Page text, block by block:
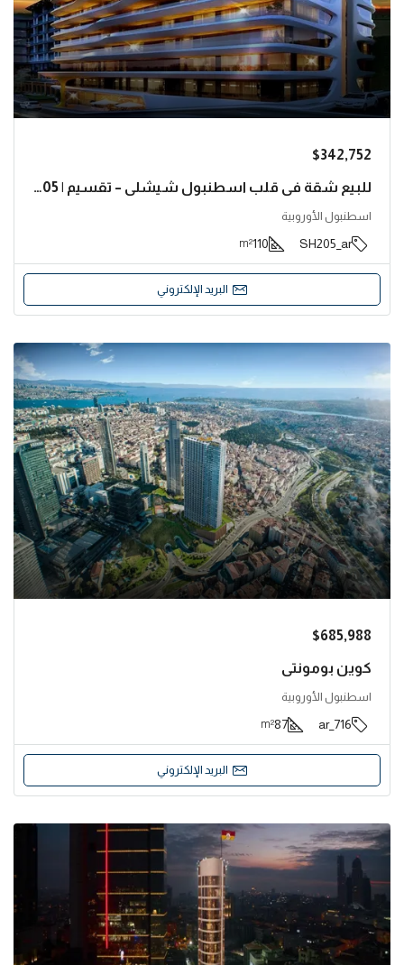
$342,752
للبيع شقة في قلب اسطنبول شيشلي – تقسيم | SH205
اسطنبول الأوروبية
SH205_ar
110
m²
البريد الإلكتروني
$685,988
كوين بومونتي
اسطنبول الأوروبية
716_ar
87
m²
البريد الإلكتروني